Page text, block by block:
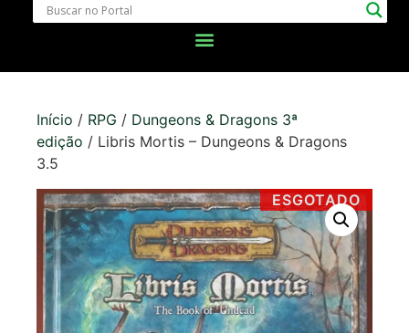
Início / RPG / Dungeons & Dragons 3ª
edição / Libris Mortis – Dungeons & Dragons
3.5
ESGOTADO